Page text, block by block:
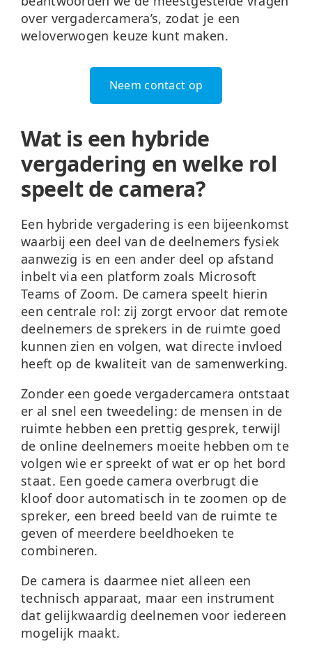
over vergadercamera’s, zodat je een
weloverwogen keuze kunt maken.
Neem contact op
Wat is een hybride
vergadering en welke rol
speelt de camera?
Een hybride vergadering is een bijeenkomst
waarbij een deel van de deelnemers fysiek
aanwezig is en een ander deel op afstand
inbelt via een platform zoals Microsoft
Teams of Zoom. De camera speelt hierin
een centrale rol: zij zorgt ervoor dat remote
deelnemers de sprekers in de ruimte goed
kunnen zien en volgen, wat directe invloed
heeft op de kwaliteit van de samenwerking.
Zonder een goede vergadercamera ontstaat
er al snel een tweedeling: de mensen in de
ruimte hebben een prettig gesprek, terwijl
de online deelnemers moeite hebben om te
volgen wie er spreekt of wat er op het bord
staat. Een goede camera overbrugt die
kloof door automatisch in te zoomen op de
spreker, een breed beeld van de ruimte te
geven of meerdere beeldhoeken te
combineren.
De camera is daarmee niet alleen een
technisch apparaat, maar een instrument
dat gelijkwaardig deelnemen voor iedereen
mogelijk maakt.